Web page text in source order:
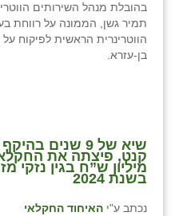
בהובלת מנהל השירותים
תמיר גשן, הממונה על רווחת
הווטרינרית הראשית לפיקוח
בן-עזרא.
שיא של 9 שנים
מיליון ש”ח בגין נזקי
בשנת 2024
נכתב ע"י האיחוד החקלאי
שדמה
שכניה